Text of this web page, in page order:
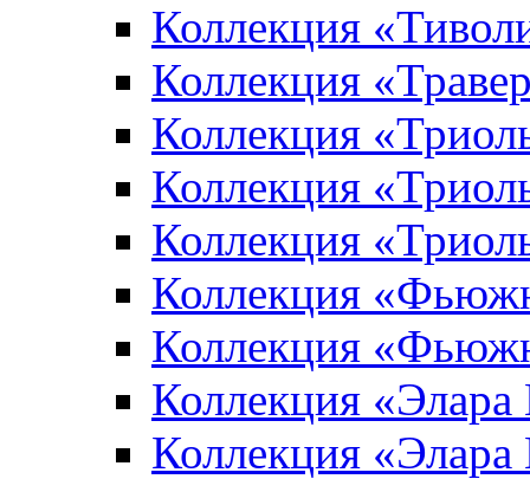
Коллекция
Коллекция
Коллекция
Коллекция
Коллекция
Коллекция
Коллекция
Коллекция «Элара
Коллекция «Элара